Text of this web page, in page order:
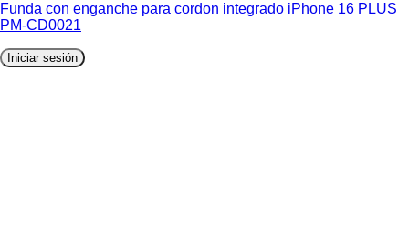
Funda con enganche para cordon integrado iPhone 16 PLUS
PM-CD0021
Iniciar sesión